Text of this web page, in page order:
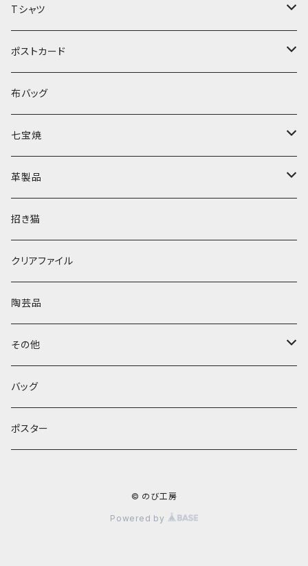
Tシャツ
長袖
半袖
ポストカード
誕生日
夏
感謝
開運
元気
クリスマス
布バッグ
七宝焼
ブローチ
ピアス
キーホルダー
革製品
小銭入れ
ポーチ
財布
キーホルダー
バッグ
招き猫
クリアファイル
陶芸品
その他
フェルト
バッグ
ポスター
© のび工房
Powered by